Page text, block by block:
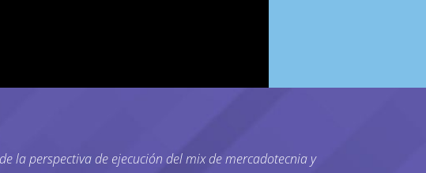
la perspectiva de ejecución del mix de mercadotecnia y